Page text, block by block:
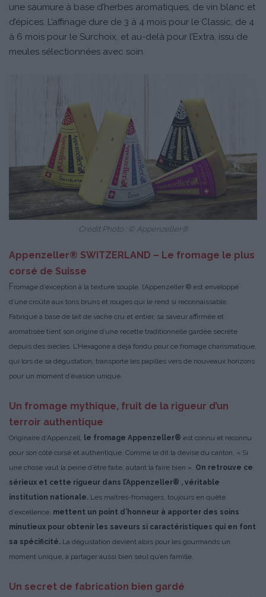
une saumure à base d’herbes aromatiques, de vin blanc et
d’épices. L’affinage dure de 3 à 4 mois pour le Classic, de 4
à 6 mois pour le Surchoix, et au-delà pour l’Extra, issu de
meules sélectionnées avec soin.
Crédit Photo : © Appenzeller®
Appenzeller® SWITZERLAND – Le fromage le plus
corsé de Suisse
Fromage d’exception à la texture souple, l’Appenzeller ® est enveloppé
d’une croûte aux tons bruns et rouges qui le rend si reconnaissable.
Fabriqué à base de lait de vache cru et entier, sa saveur affirmée et
aromatisée tient son origine d’une recette traditionnelle gardée secrète
depuis des siècles. L’Hexagone a déjà fondu pour ce fromage charismatique,
qui lors de sa dégustation, transporte les papilles vers de nouveaux horizons
pour un moment d’évasion unique.
Un fromage mythique, fruit de la rigueur d’un
terroir authentique
Originaire d’Appenzell, le fromage Appenzeller® est connu et reconnu
pour son côté corsé et authentique. Comme le dit la devise du canton, « Si
une chose vaut la peine d’être faite, autant la faire bien ». On retrouve ce
sérieux et cette rigueur dans l’Appenzeller® , véritable
institution nationale. Les maîtres-fromagers, toujours en quête
d’excellence, mettent un point d’honneur à apporter des soins
minutieux pour obtenir les saveurs si caractéristiques qui en font
sa spécificité. La dégustation devient alors pour les gourmands un
moment unique, à partager aussi bien seul qu’en famille.
Un secret de fabrication bien gardé